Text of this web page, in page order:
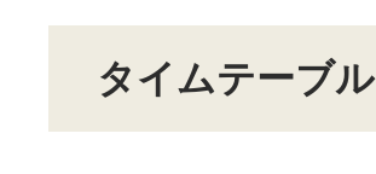
タイムテーブル